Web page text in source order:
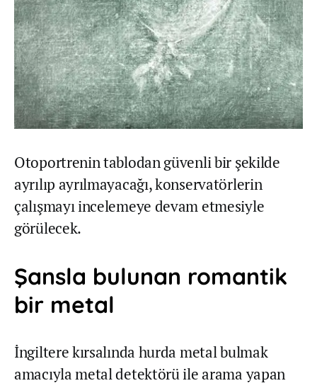
Otoportrenin tablodan güvenli bir şekilde
ayrılıp ayrılmayacağı, konservatörlerin
çalışmayı incelemeye devam etmesiyle
görülecek.
Şansla bulunan romantik
bir metal
İngiltere kırsalında hurda metal bulmak
amacıyla metal detektörü ile arama yapan